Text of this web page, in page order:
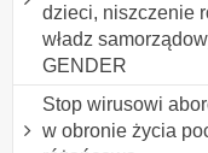
dzieci, niszczenie
władz
GENDER
Stop wirusowi
w obronie życia